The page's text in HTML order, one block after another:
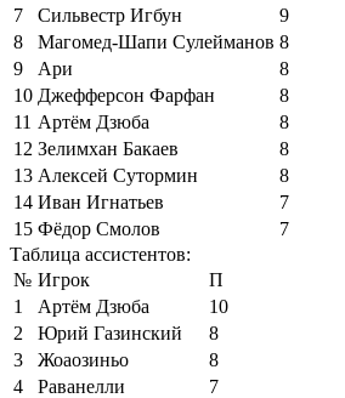
7
Сильвестр Игбун
9
8
Магомед-Шапи Сулейманов 8
9
Ари
8
10 Джефферсон Фарфан
8
11 Артём Дзюба
8
12 Зелимхан Бакаев
8
13 Алексей Сутормин
8
14 Иван Игнатьев
7
15 Фёдор Смолов
7
Таблица ассистентов:
№ Игрок
П
1
Артём Дзюба
10
2
Юрий Газинский
8
3
Жоаозиньо
8
4
Раванелли
7